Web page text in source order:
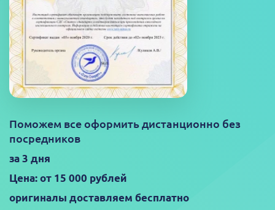
Поможем все оформить дистанционно без
посредников
за 3 дня
Цена: от 15 000 рублей
оригиналы доставляем бесплатно